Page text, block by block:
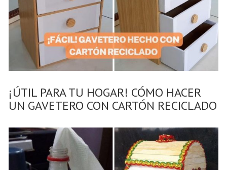
¡ÚTIL PARA TU HOGAR! CÓMO HACER
UN GAVETERO CON CARTÓN RECICLADO